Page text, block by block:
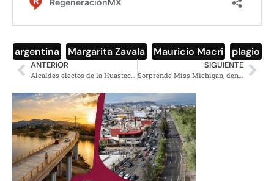
argentina Margarita Zavala Mauricio Macri plagio
ANTERIOR
Alcaldes electos de la Huasteca Potosina se unen vs fracking
SIGUIENTE
Sorprende Miss Michigan, denuncia contaminación de agua